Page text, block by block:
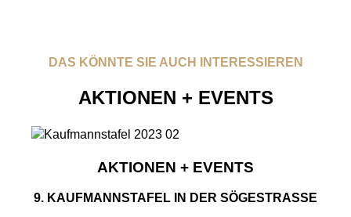
DAS KÖNNTE SIE AUCH INTERESSIEREN
AKTIONEN + EVENTS
AKTIONEN + EVENTS
9. KAUFMANNSTAFEL IN DER SÖGESTRASSE